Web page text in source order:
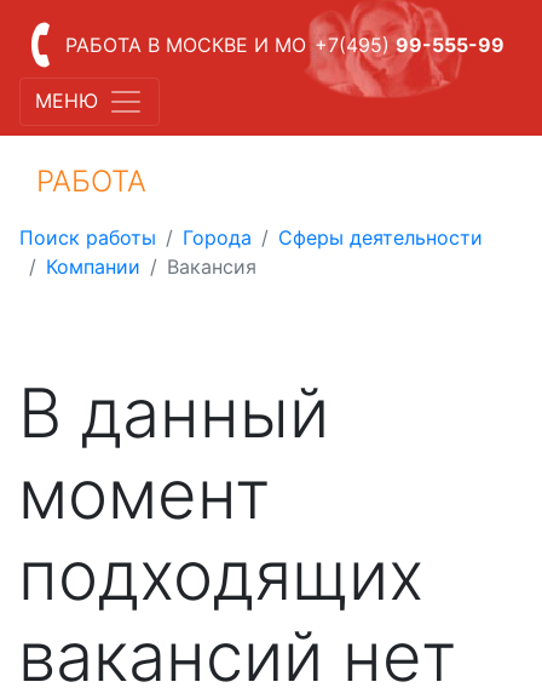
РАБОТА В МОСКВЕ И МО +7(495) 99-555-99
МЕНЮ
РАБОТА
Поиск работы Города
Сферы деятельности
Компании
Вакансия
В данный
момент
подходящих
вакансий нет